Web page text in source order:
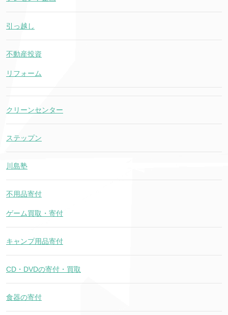
引っ越し
不動産投資
リフォーム
クリーンセンター
ステップン
川島塾
不用品寄付
ゲーム買取・寄付
キャンプ用品寄付
CD・DVDの寄付・買取
食器の寄付